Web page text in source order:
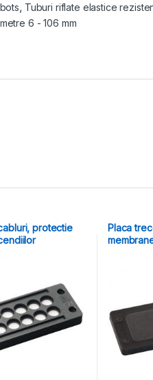
, Tuburi riflate elastice
6 - 106 mm
protectie
Placa